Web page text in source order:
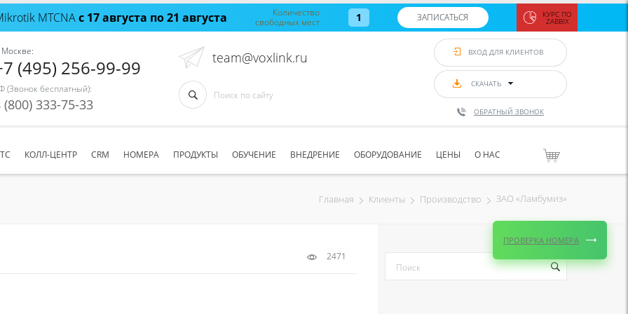
MTCNAс 17 августа по 21 августа
Количество
свободных мест
1 ЗАПИСАТЬСЯ КУРС ПО
ZABBIX
ВХОД ДЛЯ КЛИЕНТОВ
СКАЧАТЬ
ОБРАТНЫЙ ЗВОНОК
(495) 256-99-99
(Звонок бесплатный):
(800) 333-75-33
team@voxlink.ru
КОЛЛ-ЦЕНТР CRM НОМЕРА ПРОДУКТЫ ОБУЧЕНИЕ ВНЕДРЕНИЕ ОБОРУДОВАНИЕ ЦЕНЫ О НАС
Главная Клиенты Производство ЗАО «Ламбумиз»
2471
ПРОВЕРКА НОМЕРА